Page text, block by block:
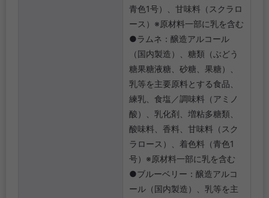
青色1号）、甘味料（スクラロ
ース）※原材料一部に乳を含む
●ラムネ：醸造アルコール
（国内製造）、糖類（ぶどう
糖果糖液糖、砂糖、果糖）、
乳等を主要原料とする食品、
練乳、食塩／調味料（アミノ
酸）、乳化剤、増粘多糖類、
酸味料、香料、甘味料（スク
ラロース）、着色料（青色1
号）※原材料一部に乳を含む
●ブルーベリー：醸造アルコ
ール（国内製造）、乳等を主